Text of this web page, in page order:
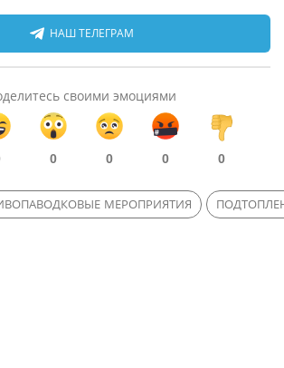
НАШ ТЕЛЕГРАМ
своими эмоциями
0 0 0 0
МЕРОПРИЯТИЯ